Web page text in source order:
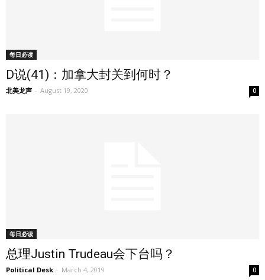
每日必读
D说(41)：加拿大封关到何时？
北美龙声 - August 19, 2020 0
每日必读
总理Justin Trudeau会下台吗？
Political Desk - March 4, 2019 0